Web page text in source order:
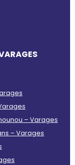
– Varages
– Varages